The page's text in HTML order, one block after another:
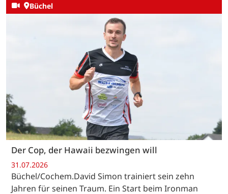
Büchel
Der Cop, der Hawaii bezwingen will
31.07.2026
Büchel/Cochem.David Simon trainiert sein zehn
Jahren für seinen Traum. Ein Start beim Ironman